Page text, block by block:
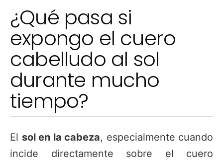
¿Qué pasa si
expongo el cuero
cabelludo al sol
durante mucho
tiempo?
El sol en la cabeza, especialmente cuando
incide directamente sobre el cuero